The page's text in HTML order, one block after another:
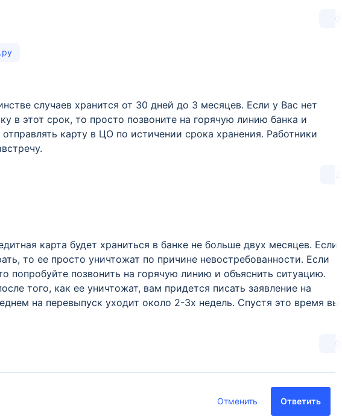
0
случаев хранится от 30 дней до 3 месяцев. Если у Вас нет
в этот срок, то просто позвоните на горячую линию банка и
карту в ЦО по истичении срока хранения. Работники
карта будет храниться в банке не больше двух месяцев. Если
то ее просто уничтожат по причине невостребованности. Если
попробуйте позвонить на горячую линию и объяснить ситуацию.
того, как ее уничтожат, вам придется писать заявление на
на перевыпуск уходит около 2-3х недель. Спустя это время вы
0
Отменить Ответить